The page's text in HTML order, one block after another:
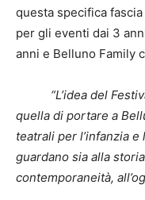
questa specifica fascia
per gli eventi dai 3
anni e Belluno Family
“L’idea del
quella di portare a
teatrali per l’infanzia
guardano sia alla
contemporaneità,